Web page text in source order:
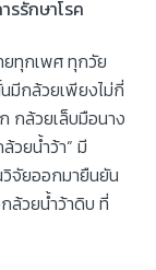
รักษาโรค
ยทุกเพศ ทุกวัย
มีกล้วยเพียงไม่กี่
กล้วยเล็บมือนาง
วยน้ำว้า” มี
จัยออกมายืนยัน
ล้วยน้ำว้าดิบ ที่